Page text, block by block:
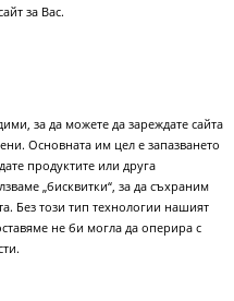
за Вас.
за да можете да зареждате сайта
Основната им цел е запазването
продуктите или друга
„бисквитки“, за да съхраним
Без този тип технологии нашият
не би могла да оперира с